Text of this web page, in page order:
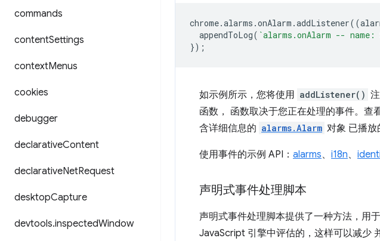
commands
contentSettings
contextMenus
cookies
debugger
declarativeContent
declarativeNetRequest
desktopCapture
devtools.inspectedWindow
chrome.alarms .onAlarm .addListener((
appendToLog( `alarms.onAlarm -- name:
});
如示例所示，您将使用 addListener()
函数， 函数取决于您正在处理的事件。查
含详细信息的 alarms.Alarm 对象 已播放
使用事件的示例 API： alarms、 i18n、
声明式事件处理脚本
声明式事件处理脚本提供了一种方法，用
JavaScript 引擎中评估的，这样可以减少